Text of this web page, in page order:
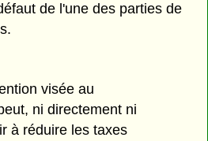
de l'une des parties de
visée au
ni directement ni
à réduire les taxes